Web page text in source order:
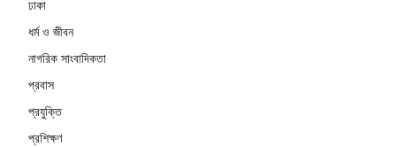
ঢাকা
ধর্ম ও জীবন
নাগরিক সাংবাদিকতা
প্রবাস
প্রযুক্তি
প্রশিক্ষণ